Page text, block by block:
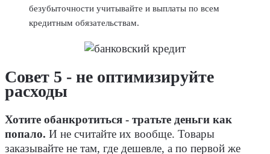
безубыточности учитывайте и выплаты по всем
кредитным обязательствам.
Совет 5 - не оптимизируйте
расходы
Хотите обанкротиться - тратьте деньги как
попало. И не считайте их вообще. Товары
заказывайте не там, где дешевле, а по первой же